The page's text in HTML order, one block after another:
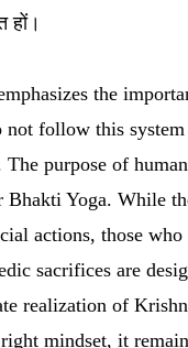
हों।
the
not follow this
The purpose of
Bhakti Yoga. While
actions, those
sacrifices are
realization of
mindset, it